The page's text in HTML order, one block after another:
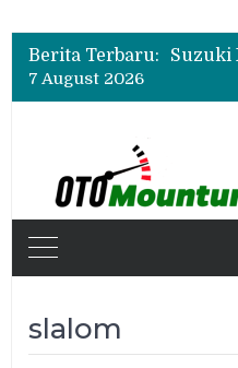
Berita Terbaru:
7 August 2026
slalom